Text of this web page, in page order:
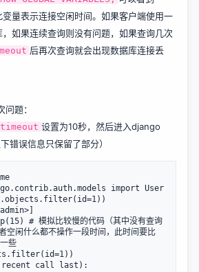
变量表示连接空闲时间。如果客户端使用一
如果连续查询则没有问题，如果查询几次
后再次查询就会出现数据库连接丢
题：
设置为10秒，然后进入django
错误信息只保留了部分）
import User
# 模拟比较慢的代码（其中没有查询
空闲什么都不操作一段时间，此时间要比
些
recent call last):